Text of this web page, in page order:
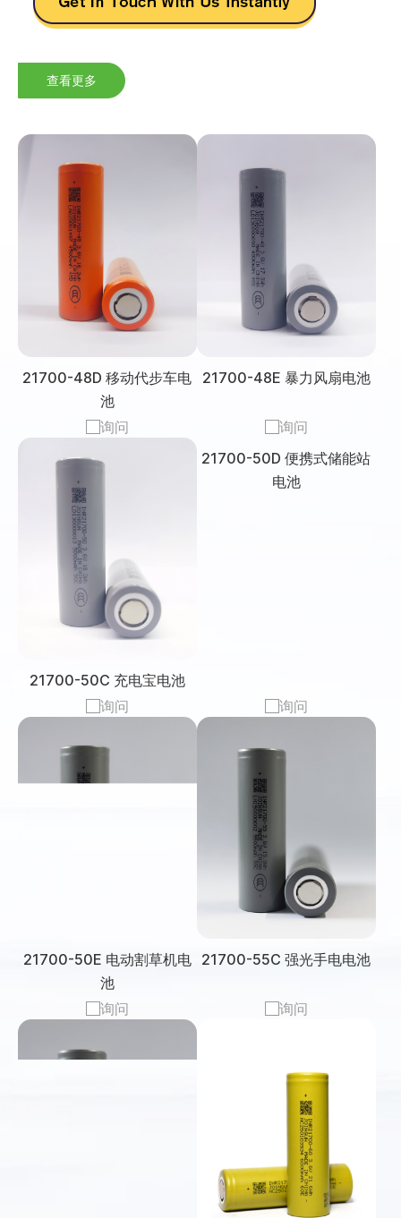
查看更多
21700-48D 移动代步车电
池
询问
21700-48E 暴力风扇电池
询问
21700-50C 充电宝电池
电池
21700-50E 电动割草机电
池